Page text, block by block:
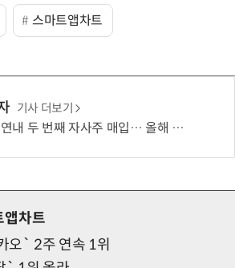
스마트앱차트
기사 더보기
두 번째 자사주 매입… 올해 취득분 전량 소각
앱차트
오` 2주 연속 1위